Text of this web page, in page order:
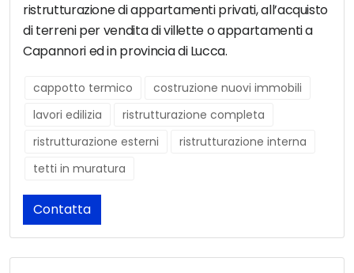
ristrutturazione di appartamenti privati, all’acquisto
di terreni per vendita di villette o appartamenti a
Capannori ed in provincia di Lucca.
cappotto termico
costruzione nuovi immobili
lavori edilizia
ristrutturazione completa
ristrutturazione esterni
ristrutturazione interna
tetti in muratura
Contatta